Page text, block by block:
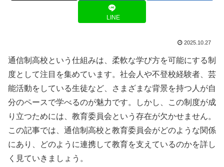
LINE
2025.10.27
通信制高校という仕組みは、柔軟な学び方を可能にする制
度として注目を集めています。社会人や不登校経験者、芸
能活動をしている生徒など、さまざまな背景を持つ人が自
分のペースで学べるのが魅力です。しかし、この制度が成
り立つためには、教育委員会という存在が欠かせません。
この記事では、通信制高校と教育委員会がどのような関係
にあり、どのように連携して教育を支えているのかを詳し
く見ていきましょう。